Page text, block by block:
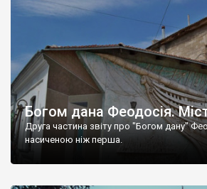
Богом дана Феодосія.
Друга частина звіту про "Богом дану"
насиченою ніж перша.